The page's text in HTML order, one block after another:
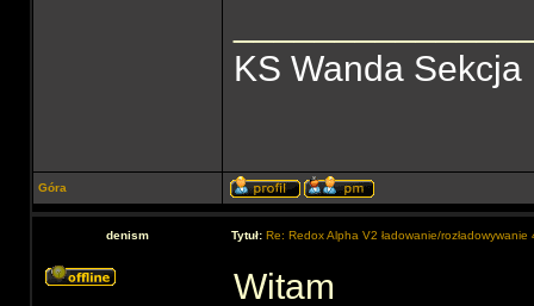
KS Wanda
Góra
denism Tytuł: Re: Redox Alpha V2 ładowanie/rozładowywanie
Witam